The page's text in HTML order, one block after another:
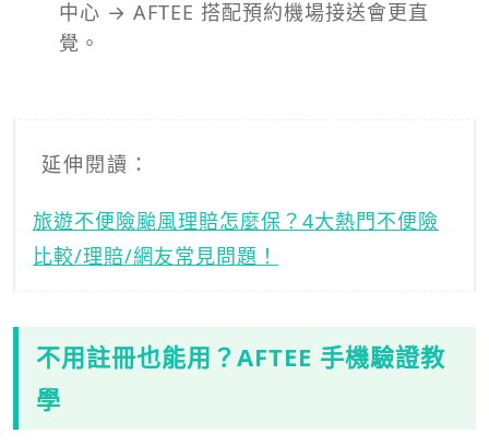
中心 → AFTEE 搭配預約機場接送會更直
覺。
延伸閱讀：
旅遊不便險颱風理賠怎麼保？4大熱門不便險
比較/理賠/網友常見問題！
不用註冊也能用？AFTEE 手機驗證教
學